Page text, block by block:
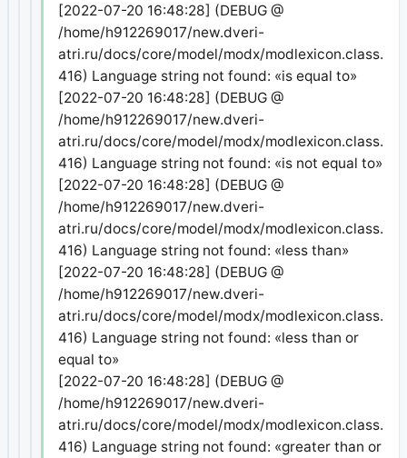
[2022-07-20 16:48:28] (DEBUG @
/home/h912269017/new.dveri-
atri.ru/docs/core/model/modx/
416) Language string not found: «is equal to»
[2022-07-20 16:48:28] (DEBUG @
/home/h912269017/new.dveri-
atri.ru/docs/core/model/modx/
416) Language string not found: «is not equal to»
[2022-07-20 16:48:28] (DEBUG @
/home/h912269017/new.dveri-
atri.ru/docs/core/model/modx/
416) Language string not found: «less than»
[2022-07-20 16:48:28] (DEBUG @
/home/h912269017/new.dveri-
atri.ru/docs/core/model/modx/
416) Language string not found: «less than or
equal to»
[2022-07-20 16:48:28] (DEBUG @
/home/h912269017/new.dveri-
atri.ru/docs/core/model/modx/
416) Language string not found: «greater than or